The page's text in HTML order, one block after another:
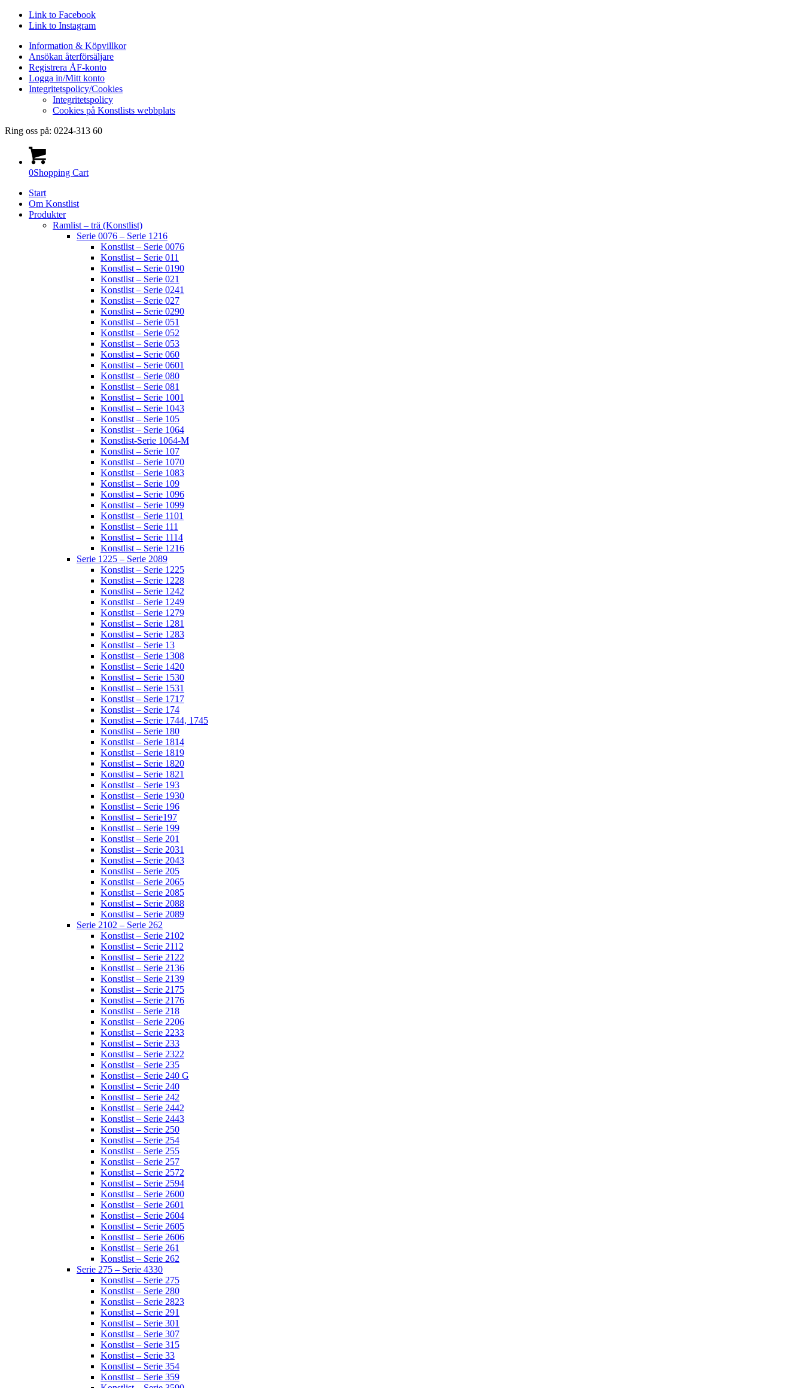
Link to Facebook
Link to Instagram
Information & Köpvillkor
Ansökan återförsäljare
Registrera ÅF-konto
Logga in/Mitt konto
Integritetspolicy/Cookies
Integritetspolicy
Cookies på Konstlists webbplats
Ring oss på: 0224-313 60
0Shopping Cart
Start
Om Konstlist
Produkter
Ramlist – trä (Konstlist)
Serie 0076 – Serie 1216
Konstlist – Serie 0076
Konstlist – Serie 011
Konstlist – Serie 0190
Konstlist – Serie 021
Konstlist – Serie 0241
Konstlist – Serie 027
Konstlist – Serie 0290
Konstlist – Serie 051
Konstlist – Serie 052
Konstlist – Serie 053
Konstlist – Serie 060
Konstlist – Serie 0601
Konstlist – Serie 080
Konstlist – Serie 081
Konstlist – Serie 1001
Konstlist – Serie 1043
Konstlist – Serie 105
Konstlist – Serie 1064
Konstlist-Serie 1064-M
Konstlist – Serie 107
Konstlist – Serie 1070
Konstlist – Serie 1083
Konstlist – Serie 109
Konstlist – Serie 1096
Konstlist – Serie 1099
Konstlist – Serie 1101
Konstlist – Serie 111
Konstlist – Serie 1114
Konstlist – Serie 1216
Serie 1225 – Serie 2089
Konstlist – Serie 1225
Konstlist – Serie 1228
Konstlist – Serie 1242
Konstlist – Serie 1249
Konstlist – Serie 1279
Konstlist – Serie 1281
Konstlist – Serie 1283
Konstlist – Serie 13
Konstlist – Serie 1308
Konstlist – Serie 1420
Konstlist – Serie 1530
Konstlist – Serie 1531
Konstlist – Serie 1717
Konstlist – Serie 174
Konstlist – Serie 1744, 1745
Konstlist – Serie 180
Konstlist – Serie 1814
Konstlist – Serie 1819
Konstlist – Serie 1820
Konstlist – Serie 1821
Konstlist – Serie 193
Konstlist – Serie 1930
Konstlist – Serie 196
Konstlist – Serie197
Konstlist – Serie 199
Konstlist – Serie 201
Konstlist – Serie 2031
Konstlist – Serie 2043
Konstlist – Serie 205
Konstlist – Serie 2065
Konstlist – Serie 2085
Konstlist – Serie 2088
Konstlist – Serie 2089
Serie 2102 – Serie 262
Konstlist – Serie 2102
Konstlist – Serie 2112
Konstlist – Serie 2122
Konstlist – Serie 2136
Konstlist – Serie 2139
Konstlist – Serie 2175
Konstlist – Serie 2176
Konstlist – Serie 218
Konstlist – Serie 2206
Konstlist – Serie 2233
Konstlist – Serie 233
Konstlist – Serie 2322
Konstlist – Serie 235
Konstlist – Serie 240 G
Konstlist – Serie 240
Konstlist – Serie 242
Konstlist – Serie 2442
Konstlist – Serie 2443
Konstlist – Serie 250
Konstlist – Serie 254
Konstlist – Serie 255
Konstlist – Serie 257
Konstlist – Serie 2572
Konstlist – Serie 2594
Konstlist – Serie 2600
Konstlist – Serie 2601
Konstlist – Serie 2604
Konstlist – Serie 2605
Konstlist – Serie 2606
Konstlist – Serie 261
Konstlist – Serie 262
Serie 275 – Serie 4330
Konstlist – Serie 275
Konstlist – Serie 280
Konstlist – Serie 2823
Konstlist – Serie 291
Konstlist – Serie 301
Konstlist – Serie 307
Konstlist – Serie 315
Konstlist – Serie 33
Konstlist – Serie 354
Konstlist – Serie 359